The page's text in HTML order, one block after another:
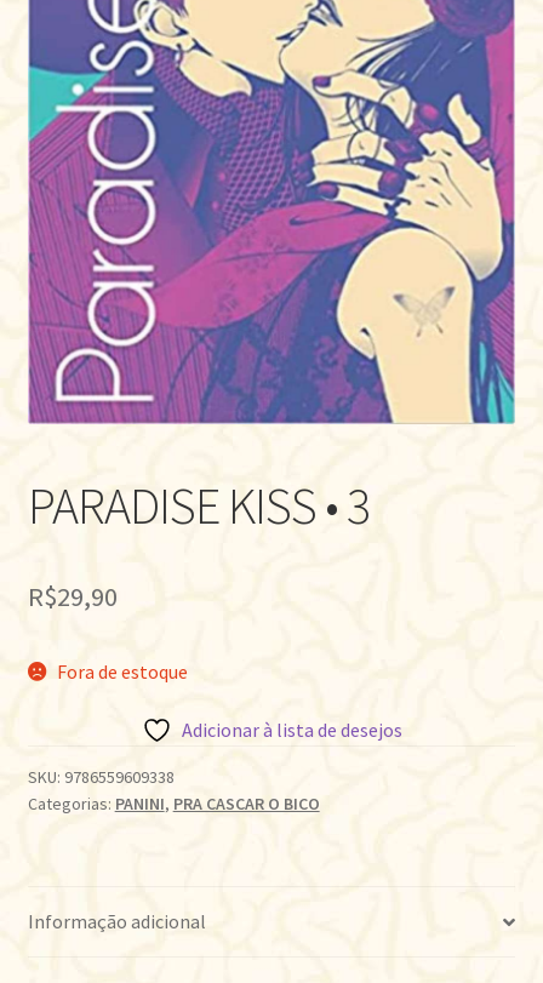
PARADISE KISS • 3
R$29,90
Fora de estoque
Adicionar à lista de desejos
SKU: 9786559609338
Categorias: PANINI, PRA CASCAR O BICO
Informação adicional